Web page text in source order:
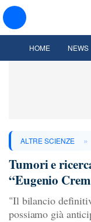
HOME NEWS
ALTRE SCIENZE »
Tumori e
“Eugenio
"Il bilancio
possiamo già